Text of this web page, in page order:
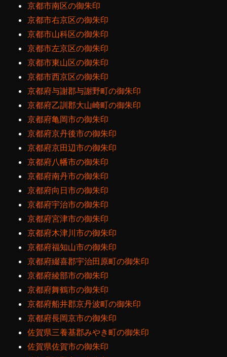
京都市南区の御朱印
京都市右京区の御朱印
京都市山科区の御朱印
京都市左京区の御朱印
京都市東山区の御朱印
京都市西京区の御朱印
京都府与謝郡与謝野町の御朱印
京都府乙訓郡大山崎町の御朱印
京都府亀岡市の御朱印
京都府京丹後市の御朱印
京都府京田辺市の御朱印
京都府八幡市の御朱印
京都府南丹市の御朱印
京都府向日市の御朱印
京都府宇治市の御朱印
京都府宮津市の御朱印
京都府木津川市の御朱印
京都府福知山市の御朱印
京都府綴喜郡宇治田原町の御朱印
京都府綾部市の御朱印
京都府舞鶴市の御朱印
京都府船井郡京丹波町の御朱印
京都府長岡京市の御朱印
佐賀県三養基郡みやき町の御朱印
佐賀県佐賀市の御朱印